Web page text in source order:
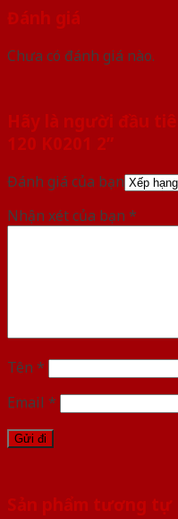
Đánh giá
Chưa có đánh giá nào.
Hãy là người đầu
120 K0201 2”
Đánh giá của bạn
Nhận xét của bạn *
Tên *
Email *
Sản phẩm tương tự